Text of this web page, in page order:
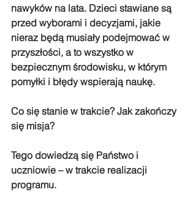
nawyków na lata. Dzieci stawiane są
przed wyborami i decyzjami, jakie
nieraz będą musiały podejmować w
przyszłości, a to wszystko w
bezpiecznym środowisku, w którym
pomyłki i błędy wspierają naukę.
Co się stanie w trakcie? Jak zakończy
się misja?
Tego dowiedzą się Państwo i
uczniowie – w trakcie realizacji
programu.